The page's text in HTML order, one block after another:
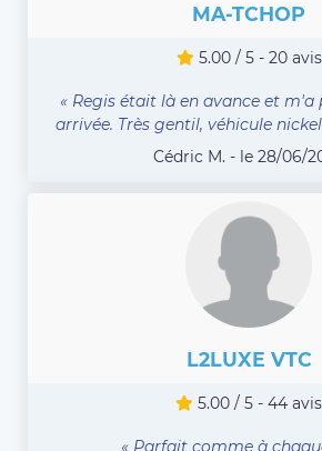
MA-TCHOP
5.00 / 5 - 20 avis
« Regis était là en avance et m'a
arrivée. Très gentil, véhicule
Cédric M. - le 28/06/
L2LUXE VTC
5.00 / 5 - 44 avis
« Parfait comme à